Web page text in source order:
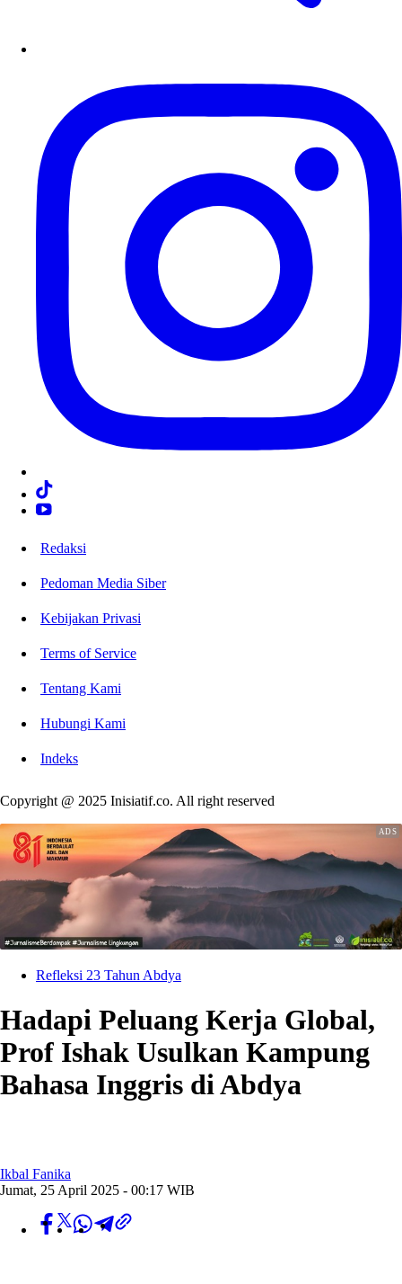
Redaksi
Pedoman Media Siber
Kebijakan Privasi
Terms of Service
Tentang Kami
Hubungi Kami
Indeks
Copyright @ 2025 Inisiatif.co. All right reserved
Refleksi 23 Tahun Abdya
Hadapi Peluang Kerja Global,
Prof Ishak Usulkan Kampung
Bahasa Inggris di Abdya
Ikbal Fanika
Jumat, 25 April 2025 - 00:17 WIB